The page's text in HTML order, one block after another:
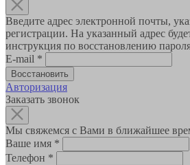
Введите адрес электронной почты,
регистрации. На указанный адрес
инструкция по восстановлению
E-mail *
Авторизация
Заказать звонок
Мы свяжемся с Вами в ближайшее
Ваше имя *
Телефон *